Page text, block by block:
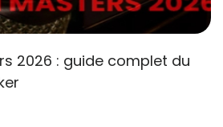
2026 : guide complet du